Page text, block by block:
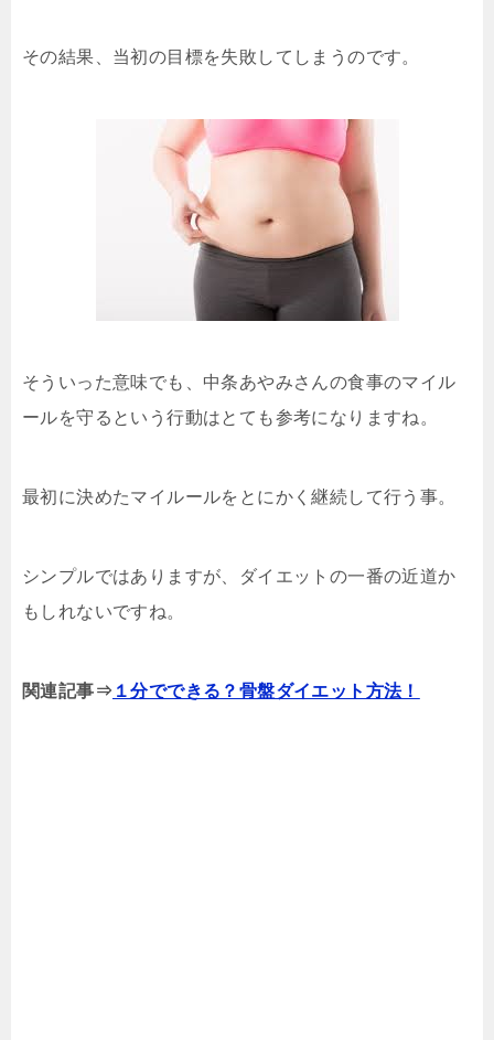
その結果、当初の目標を失敗してしまうのです。
そういった意味でも、中条あやみさんの食事のマイル
ールを守るという行動はとても参考になりますね。
最初に決めたマイルールをとにかく継続して行う事。
シンプルではありますが、ダイエットの一番の近道か
もしれないですね。
関連記事⇒ １分でできる？骨盤ダイエット方法！